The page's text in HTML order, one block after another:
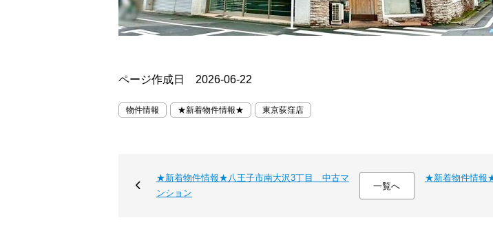
ページ作成日 2026-06-22
物件情報 ★新着物件情報★ 東京荻窪店
★新着物件情報★八王子市南大沢3丁目 中古マ
ンション
一覧へ
★新着物件情報